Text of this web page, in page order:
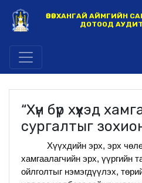
ӨВӨРХАНГАЙ АЙМГИЙН
ДОТООД
“Хүн бүр хүүхэд
сургалтыг
Хүүхдийн эрх, эрх
хамгаалагчийн эрх, үүргийн
ойлголтыг нэмэгдүүлэх,